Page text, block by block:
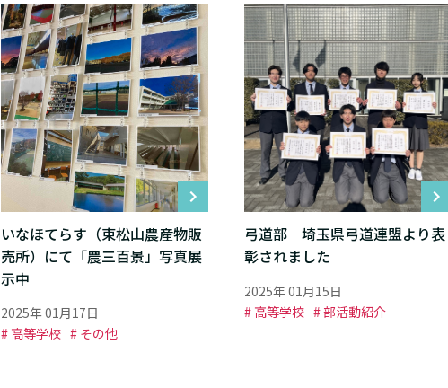
いなほてらす（東松山農産物販
売所）にて「農三百景」写真展
示中
2025年 01月17日
# 高等学校 # その他
弓道部 埼玉県弓道連盟より表
彰されました
2025年 01月15日
# 高等学校 # 部活動紹介